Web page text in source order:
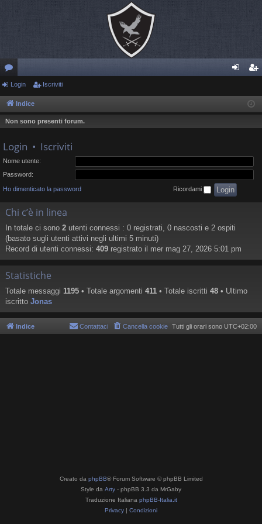
or
u
m
riv
Login Iscriviti
Indice
Non sono presenti forum.
Login • Iscriviti
Nome utente:
Password:
Ho dimenticato la password Ricordami
Chi c’è in linea
In totale ci sono 2 utenti connessi : 0 registrati, 0 nascosti e 2 ospiti
(basato sugli utenti attivi negli ultimi 5 minuti)
Record di utenti connessi: 409 registrato il mer mag 27, 2026 5:01 pm
Statistiche
Totale messaggi 1195 • Totale argomenti 411 • Totale iscritti 48 • Ultimo
iscritto Jonas
Indice Tutti gli orari sono UTC+02:00
Cancella cookie
Contattaci
Creato da phpBB® Forum Software © phpBB Limited
Style da Arty - phpBB 3.3 da MrGaby
Traduzione Italiana phpBB-Italia.it
Privacy | Condizioni